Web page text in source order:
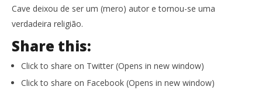
Cave deixou de ser um (mero) autor e tornou-se uma
verdadeira religião.
Share this:
Click to share on Twitter (Opens in new window)
Click to share on Facebook (Opens in new window)